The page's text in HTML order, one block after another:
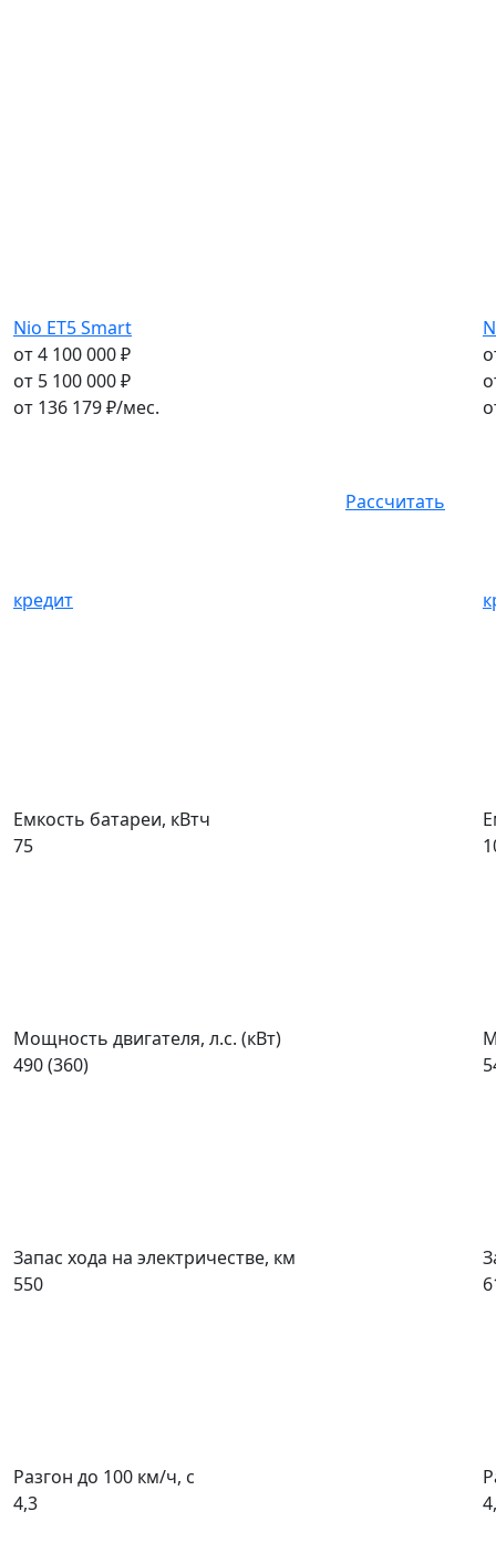
Nio ET5 Smart
от 4 100 000 ₽
от 5 100 000 ₽
от 136 179₽/мес.
Рассчитать
кредит
Емкость батареи, кВтч
75
Мощность двигателя, л.с. (кВт)
490 (360)
Запас хода на электричестве, км
550
Разгон до 100 км/ч, с
4,3